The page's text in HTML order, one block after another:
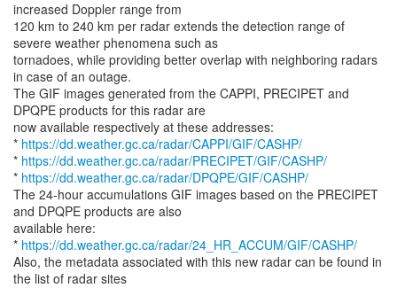
increased Doppler range from
120 km to 240 km per radar extends the detection range of
severe weather phenomena such as
tornadoes, while providing better overlap with neighboring radars
in case of an outage.
The GIF images generated from the CAPPI, PRECIPET and
DPQPE products for this radar are
now available respectively at these addresses:
* https://dd.weather.gc.ca/radar/CAPPI/GIF/CASHP/
* https://dd.weather.gc.ca/radar/PRECIPET/GIF/CASHP/
* https://dd.weather.gc.ca/radar/DPQPE/GIF/CASHP/
The 24-hour accumulations GIF images based on the PRECIPET
and DPQPE products are also
available here:
* https://dd.weather.gc.ca/radar/24_HR_ACCUM/GIF/CASHP/
Also, the metadata associated with this new radar can be found in
the list of radar sites